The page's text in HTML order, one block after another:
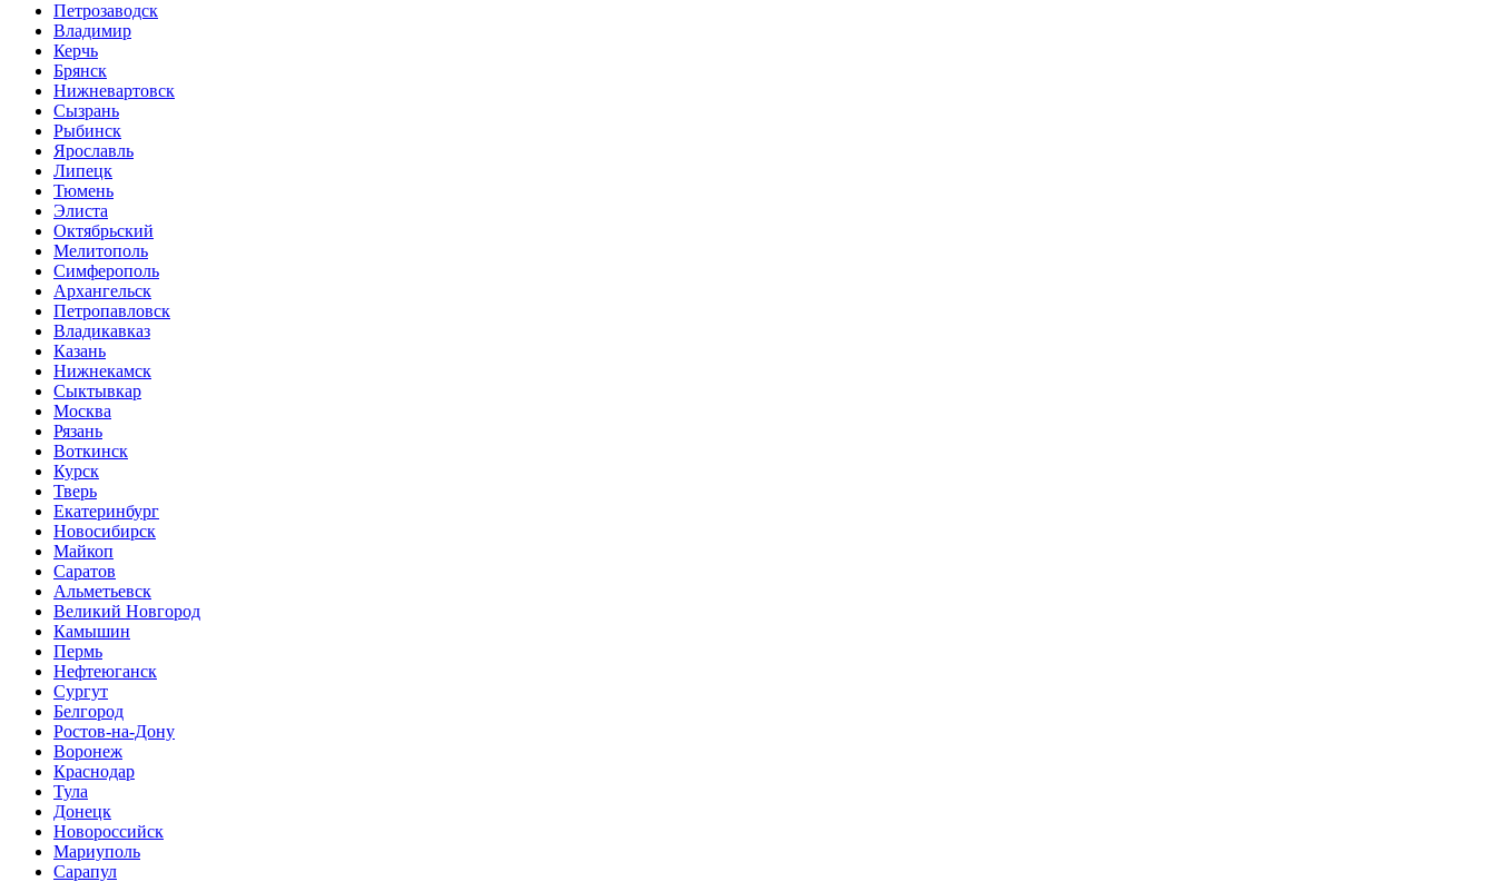
Петрозаводск
Владимир
Керчь
Брянск
Нижневартовск
Сызрань
Рыбинск
Ярославль
Липецк
Тюмень
Элиста
Октябрьский
Мелитополь
Симферополь
Архангельск
Петропавловск
Владикавказ
Казань
Нижнекамск
Сыктывкар
Москва
Рязань
Воткинск
Курск
Тверь
Екатеринбург
Новосибирск
Майкоп
Саратов
Альметьевск
Великий Новгород
Камышин
Пермь
Нефтеюганск
Сургут
Белгород
Ростов-на-Дону
Воронеж
Краснодар
Тула
Донецк
Новороссийск
Мариуполь
Сарапул